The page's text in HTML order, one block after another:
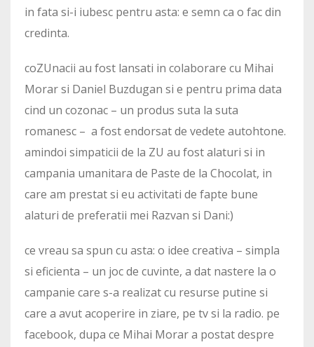
in fata si-i iubesc pentru asta: e semn ca o fac din
credinta.
coZUnacii au fost lansati in colaborare cu Mihai
Morar si Daniel Buzdugan si e pentru prima data
cind un cozonac – un produs suta la suta
romanesc – a fost endorsat de vedete autohtone.
amindoi simpaticii de la ZU au fost alaturi si in
campania umanitara de Paste de la Chocolat, in
care am prestat si eu activitati de fapte bune
alaturi de preferatii mei Razvan si Dani:)
ce vreau sa spun cu asta: o idee creativa – simpla
si eficienta – un joc de cuvinte, a dat nastere la o
campanie care s-a realizat cu resurse putine si
care a avut acoperire in ziare, pe tv si la radio. pe
facebook, dupa ce Mihai Morar a postat despre